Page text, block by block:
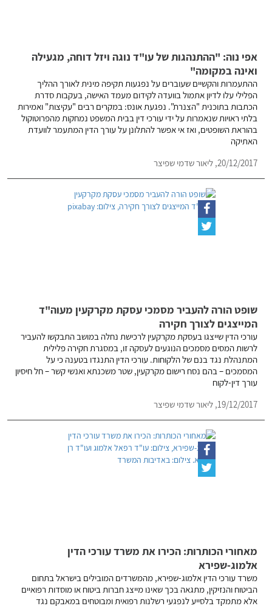
אפי נוה: "ההתנהגות של עו"ד נוגה ויזל דוחה, מגעילה
ואינה במקומה"
ההתעמרות והקשיים שעוברים על נפגעות תקיפה מינית לאורך ההליך
הפלילי עלו לדיון אתמול בוועדה לקידום מעמד האישה, בעקבות סדרת
הכתבות בתוכנית "הצנרת". נפגעת אונס: במקרים רבים "עקיצות" ואמירות
בלתי ראויות שנאמרות על ידי עורכי דין בבית המשפט נמחקות מהפרוטוקול
בהוראת השופטים, ואז אי אפשר להתלונן על עורך הדין המתעמר לוועדת
האתיקה
20/12/2017, ליאור שדמי שפיצר
שופט הורה להעביר מסמכי עסקת מקרקעין מעוה"ד
המייצגים לצורך חקירה
עורכי הדין שייצגו בעסקת מקרקעין לרכישת נחלה במושב התבקשו להעביר
לרשות המסים מסמכים הנוגעים לעסקה זו, במסגרת חקירה פלילית
המתנהלת נגד בנם של הלקוחות. עורכי הדין התנגדו בטענה כי על
המסמכים – בהם נסח רישום מקרקעין, שטר משכנתא ואנשי קשר – חל חיסיון
עורך דין-לקוח
19/12/2017, ליאור שדמי שפיצר
מאחורי הכותרות: הכירו את משרד עורכי הדין
אלמוג-שפירא
משרד עורכי הדין אלמוג-שפירא, מהמשרדים המובילים בישראל בתחום
הביטוח והנזיקין, מתגאה בכך שאינו מייצג חברות ביטוח או מוסדות רפואיים
אלא מתמקד בלסייע לנפגעי רשלנות רפואית ומבוטחים במאבקם נגד